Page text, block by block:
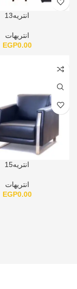
انتريه13
انتريهات
EGP0.00
انتريه15
انتريهات
EGP0.00